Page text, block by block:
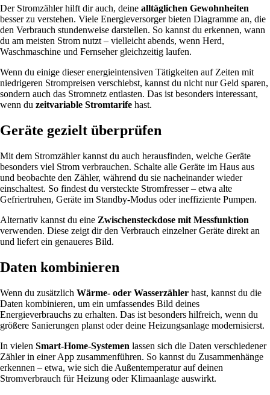
Der Stromzähler hilft dir auch, deine alltäglichen Gewohnheiten
besser zu verstehen. Viele Energieversorger bieten Diagramme an, die
den Verbrauch stundenweise darstellen. So kannst du erkennen, wann
du am meisten Strom nutzt – vielleicht abends, wenn Herd,
Waschmaschine und Fernseher gleichzeitig laufen.
Wenn du einige dieser energieintensiven Tätigkeiten auf Zeiten mit
niedrigeren Strompreisen verschiebst, kannst du nicht nur Geld sparen,
sondern auch das Stromnetz entlasten. Das ist besonders interessant,
wenn du zeitvariable Stromtarife hast.
Geräte gezielt überprüfen
Mit dem Stromzähler kannst du auch herausfinden, welche Geräte
besonders viel Strom verbrauchen. Schalte alle Geräte im Haus aus
und beobachte den Zähler, während du sie nacheinander wieder
einschaltest. So findest du versteckte Stromfresser – etwa alte
Gefriertruhen, Geräte im Standby-Modus oder ineffiziente Pumpen.
Alternativ kannst du eine Zwischensteckdose mit Messfunktion
verwenden. Diese zeigt dir den Verbrauch einzelner Geräte direkt an
und liefert ein genaueres Bild.
Daten kombinieren
Wenn du zusätzlich Wärme- oder Wasserzähler hast, kannst du die
Daten kombinieren, um ein umfassendes Bild deines
Energieverbrauchs zu erhalten. Das ist besonders hilfreich, wenn du
größere Sanierungen planst oder deine Heizungsanlage modernisierst.
In vielen Smart-Home-Systemen lassen sich die Daten verschiedener
Zähler in einer App zusammenführen. So kannst du Zusammenhänge
erkennen – etwa, wie sich die Außentemperatur auf deinen
Stromverbrauch für Heizung oder Klimaanlage auswirkt.